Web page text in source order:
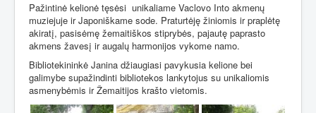
Pažintinė kelionė tęsėsi unikaliame Vaclovo Into akmenų
muziejuje ir Japoniškame sode. Praturtėję žiniomis ir praplėtę
akiratį, pasisėmę žemaitiškos stiprybės, pajautę paprasto
akmens žavesį ir augalų harmonijos vykome namo.
Bibliotekininkė Janina džiaugiasi pavykusia kelione bei
galimybe supažindinti bibliotekos lankytojus su unikaliomis
asmenybėmis ir Žemaitijos krašto vietomis.